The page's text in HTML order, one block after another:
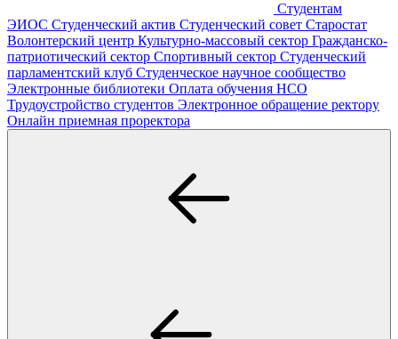
Студентам
ЭИОС Студенческий актив Студенческий совет Старостат
Волонтерский центр Культурно-массовый сектор Гражданско-
патриотический сектор Спортивный сектор Студенческий
парламентский клуб Студенческое научное сообщество
Электронные библиотеки Оплата обучения НСО
Трудоустройство студентов Электронное обращение ректору
Онлайн приемная проректора